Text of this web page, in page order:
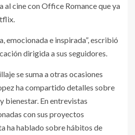
al cine con Office Romance que ya
emocionada e inspirada”, escribió
dirigida a sus seguidores.
se suma a otras ocasiones
ha compartido detalles sobre
bienestar. En entrevistas
con sus proyectos
ha hablado sobre hábitos de